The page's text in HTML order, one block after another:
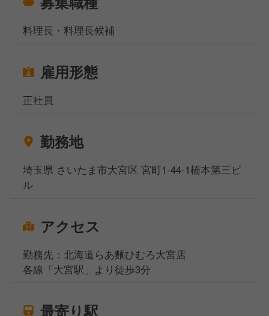
料理長・料理長候補
雇用形態
正社員
勤務地
埼玉県 さいたま市大宮区 宮町1-44-1橋本第三ビ
ル
アクセス
勤務先：北海道らあ麵ひむろ大宮店
各線「大宮駅」より徒歩3分
最寄り駅